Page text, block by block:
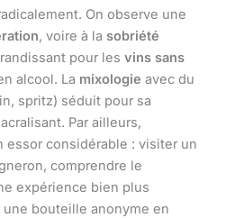
On observe une
, voire à la sobriété
pour les vins sans
alcool. La mixologie avec du
spritz) séduit pour sa
Par ailleurs,
essor considérable : visiter un
comprendre le
expérience bien plus
une bouteille anonyme en